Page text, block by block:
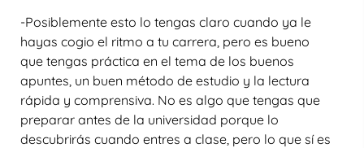
-Posiblemente esto lo tengas claro cuando ya le
hayas cogio el ritmo a tu carrera, pero es bueno
que tengas práctica en el tema de los buenos
apuntes, un buen método de estudio y la lectura
rápida y comprensiva. No es algo que tengas que
preparar antes de la universidad porque lo
descubrirás cuando entres a clase, pero lo que sí es